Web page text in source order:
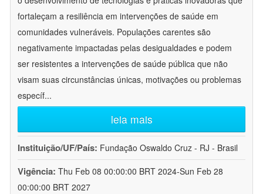
fortaleçam a resiliência em intervenções de saúde em
comunidades vulneráveis. Populações carentes são
negativamente impactadas pelas desigualdades e podem
ser resistentes a intervenções de saúde pública que não
visam suas circunstâncias únicas, motivações ou problemas
específ...
leia mais
Instituição/UF/País: Fundação Oswaldo Cruz - RJ - Brasil
Vigência: Thu Feb 08 00:00:00 BRT 2024-Sun Feb 28
00:00:00 BRT 2027